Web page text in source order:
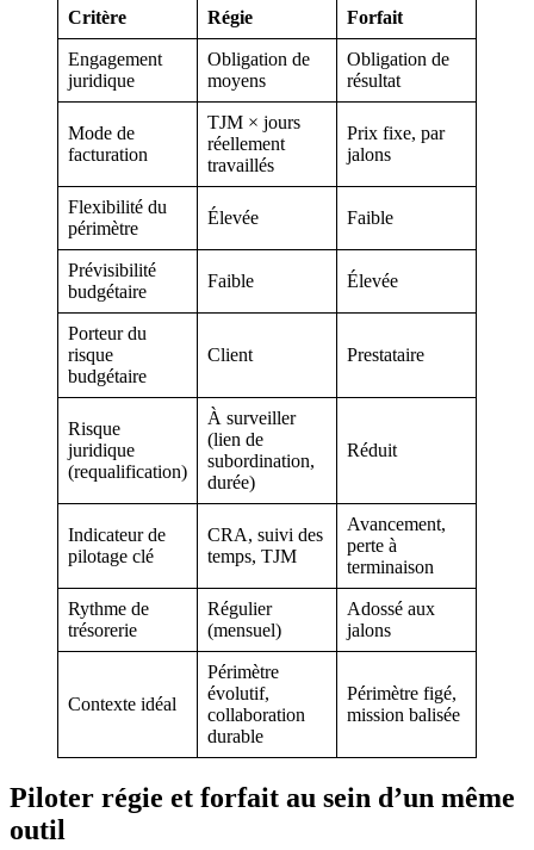
Critère Régie Forfait
Engagement
juridique
Obligation de
moyens
Obligation de
résultat
Mode de
facturation
TJM × jours
réellement
travaillés
Prix fixe, par
jalons
Flexibilité du
périmètre
Élevée Faible
Prévisibilité
budgétaire
Faible Élevée
Porteur du
risque
budgétaire
Client Prestataire
Risque
juridique
(requalification)
À surveiller
(lien de
subordination,
durée)
Réduit
Indicateur de
pilotage clé
CRA, suivi des
temps, TJM
Avancement,
perte à
terminaison
Rythme de
trésorerie
Régulier
(mensuel)
Adossé aux
jalons
Contexte idéal
Périmètre
évolutif,
collaboration
durable
Périmètre figé,
mission balisée
Piloter régie et forfait au sein d’un même
outil